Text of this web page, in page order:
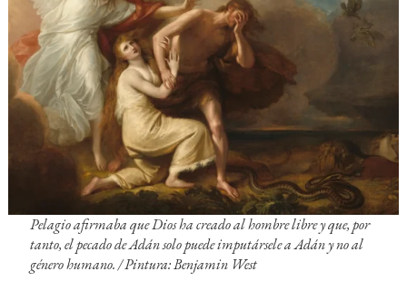
Pelagio afirmaba que Dios ha creado al hombre libre y que, por
tanto, el pecado de Adán solo puede imputársele a Adán y no al
género humano. /Pintura: Benjamin West